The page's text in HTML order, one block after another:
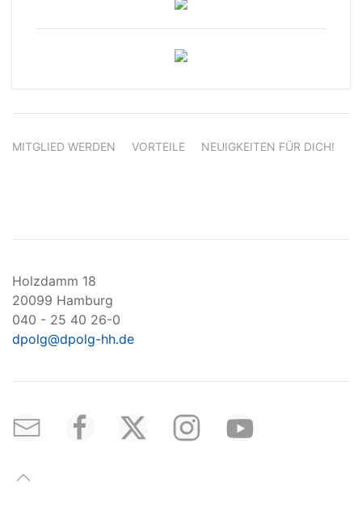
MITGLIED WERDEN VORTEILE NEUIGKEITEN FÜR DICH!
Holzdamm 18
20099 Hamburg
040 - 25 40 26-0
dpolg@dpolg-hh.de